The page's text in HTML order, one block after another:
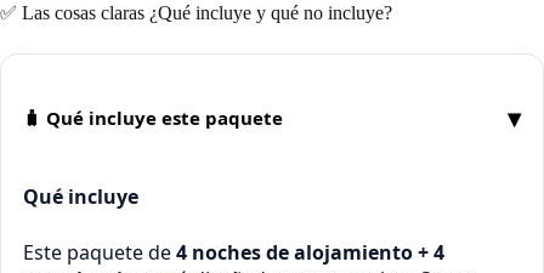
✅ Las cosas claras ¿Qué incluye y qué no incluye?
🧳 Qué incluye este paquete ▾
Qué incluye
Este paquete de4 noches de alojamiento + 4